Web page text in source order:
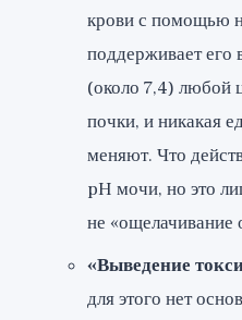
крови с помощью
поддерживает его
(около 7,4) любой
почки, и никакая
меняют. Что
pH мочи, но это
не «ощелачивание
«Выведение
для этого нет